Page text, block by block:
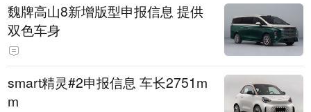
魏牌高山8新增版型申报信息 提供
双色车身
smart精灵#2申报信息 车长2751m
m